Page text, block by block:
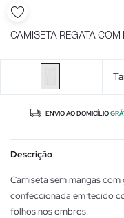
CAMISETA REGATA
ENVIO AO DOMICÍLIO
Descrição
Camiseta sem mangas
confeccionada em tecido
folhos nos ombros.